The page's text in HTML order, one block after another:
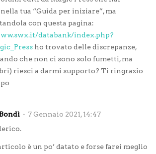
tua “Guida per iniziare”, ma
con questa pagina:
databank/index.php?
ho trovato delle discrepanze,
che non ci sono solo fumetti, ma
riesci a darmi supporto? Ti ringrazio
7 Gennaio 2021, 14:47
è un po’ datato e forse farei meglio